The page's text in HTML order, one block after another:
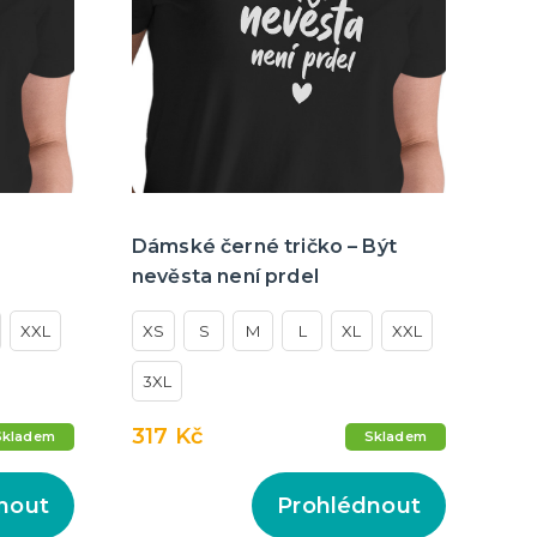
XXL
Dámské černé tričko – Být
nevěsta není prdel
XS S M L XL XXL
3XL
317 Kč Skladem
Prohlédnout